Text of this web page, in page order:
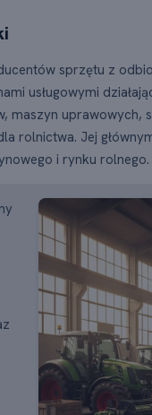
sprzętu z
usługowymi
uprawowych,
rolnictwa. Jej
i rynku rolnego.